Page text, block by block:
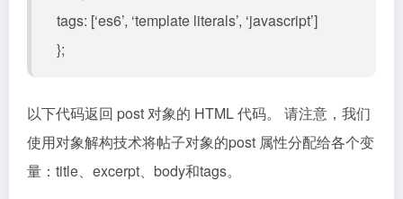
tags: [‘es6’, ‘template literals’, ‘javascript’]
};
以下代码返回 post 对象的 HTML 代码。 请注意，我们
使用对象解构技术将帖子对象的post 属性分配给各个变
量：title、excerpt、body和tags。